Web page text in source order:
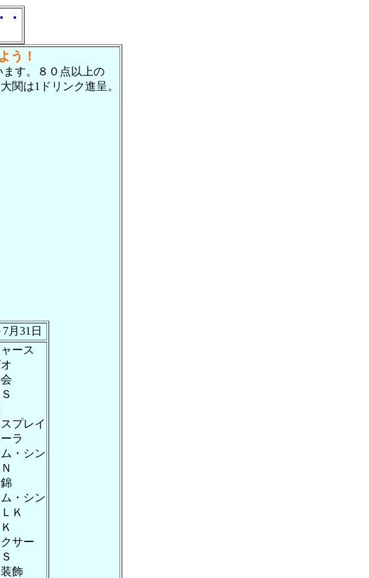
・
う！
す。８０点以上の
関は1ドリンク進呈。
月31日
ャース
プレイ
ラ
・シン
・シン
Ｋ
サー
飾